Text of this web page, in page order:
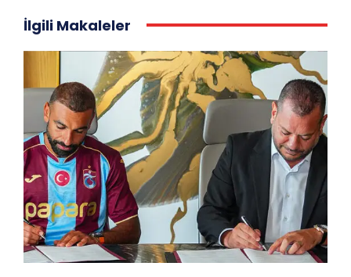
İlgili Makaleler